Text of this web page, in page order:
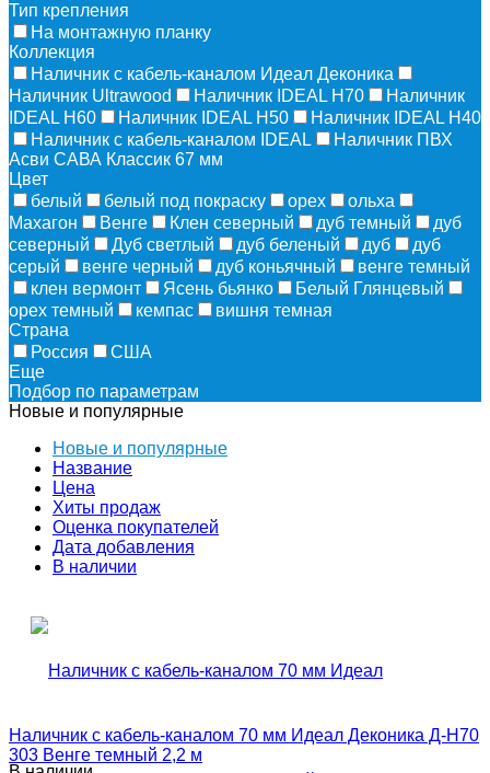
Тип крепления
На монтажную планку
Коллекция
Наличник с кабель-каналом Идеал Деконика
Наличник Ultrawood
Наличник IDEAL Н70
Наличник
IDEAL Н60
Наличник IDEAL Н50
Наличник IDEAL Н40
Наличник с кабель-каналом IDEAL
Наличник ПВХ
Асви САВА Классик 67 мм
Цвет
белый
белый под покраску орех
ольха
Махагон
Венге Клен северный дуб темный
дуб
северный
Дуб светлый дуб беленый дуб
дуб
серый
венге черный дуб коньячный
венге темный
клен вермонт
Ясень бьянко
Белый Глянцевый
орех темный
кемпас
вишня темная
Страна
Россия
США
Еще
Подбор по параметрам
Новые и популярные
Новые и популярные
Название
Цена
Хиты продаж
Оценка покупателей
Дата добавления
В наличии
Наличник с кабель-каналом 70 мм Идеал Деконика Д-Н70
303 Венге темный 2,2 м